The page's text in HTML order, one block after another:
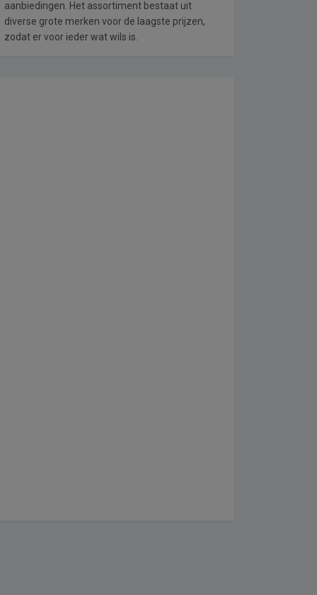
aanbiedingen. Het assortiment bestaat uit
diverse grote merken voor de laagste prijzen,
zodat er voor ieder wat wils is.